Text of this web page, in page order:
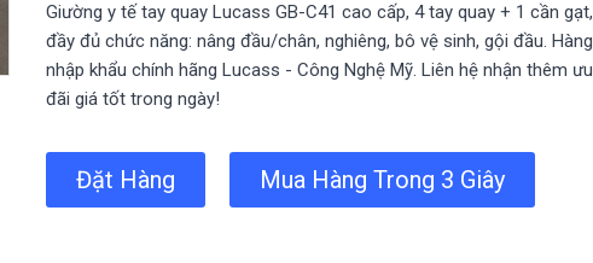
Giường y tế tay quay Lucass GB-C41 cao cấp, 4 tay quay + 1 cần gạt,
đầy đủ chức năng: nâng đầu/chân, nghiêng, bô vệ sinh, gội đầu. Hàng
nhập khẩu chính hãng Lucass - Công Nghệ Mỹ. Liên hệ nhận thêm ưu
đãi giá tốt trong ngày!
Đặt Hàng Mua Hàng Trong 3 Giây